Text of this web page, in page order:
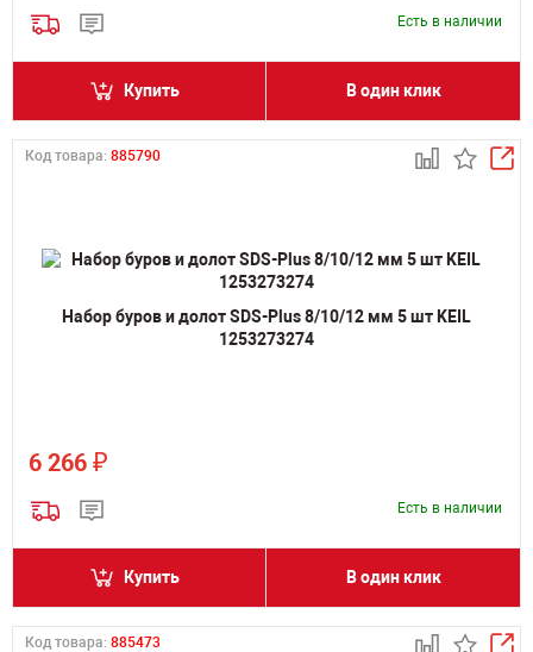
Есть в наличии
Купить В один клик
Код товара: 885790
Набор буров и долот SDS-Plus 8/10/12 мм 5 шт KEIL
1253273274
6 266 ₽
Есть в наличии
Купить В один клик
Код товара: 885473